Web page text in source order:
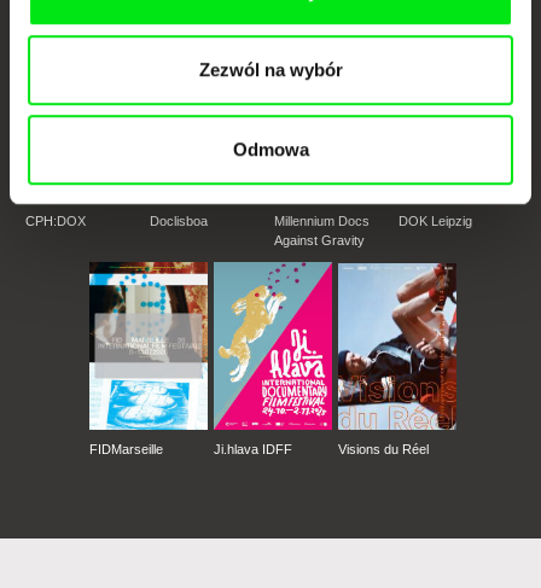
Zezwól na wybór
Odmowa
CPH:DOX Doclisboa
Millennium Docs
Against Gravity
DOK Leipzig
FIDMarseille Ji.hlava IDFF Visions du Réel